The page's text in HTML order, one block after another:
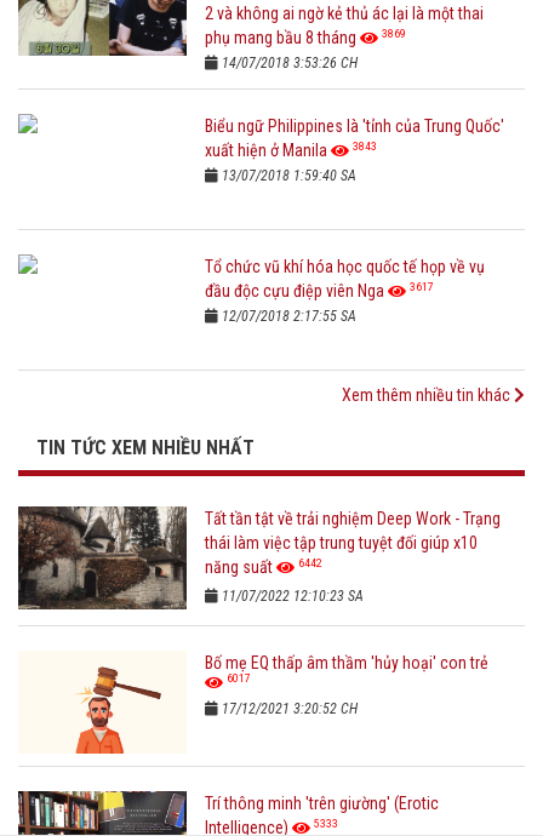
2 và không ai ngờ kẻ thủ ác lại là một thai
phụ mang bầu 8 tháng
3869
14/07/2018 3:53:26 CH
Biểu ngữ Philippines là 'tỉnh của Trung Quốc'
xuất hiện ở Manila
3843
13/07/2018 1:59:40 SA
Tổ chức vũ khí hóa học quốc tế họp về vụ
đầu độc cựu điệp viên Nga
3617
12/07/2018 2:17:55 SA
Xem thêm nhiều tin khác
TIN TỨC XEM NHIỀU NHẤT
Tất tần tật về trải nghiệm Deep Work - Trạng
thái làm việc tập trung tuyệt đối giúp x10
năng suất
6442
11/07/2022 12:10:23 SA
Bố mẹ EQ thấp âm thầm 'hủy hoại' con trẻ
6017
17/12/2021 3:20:52 CH
Trí thông minh 'trên giường' (Erotic
Intelligence)
5333